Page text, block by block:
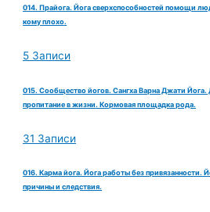
014. Прайога. Йога сверхспособностей помощи
кому плохо.
5 Записи
015. Сообщество йогов. Сангха Варна Джати Йога.
пропитание в жизни. Кормовая площадка рода.
31 Записи
016. Карма йога. Йога работы без привязанности.
причины и следствия.